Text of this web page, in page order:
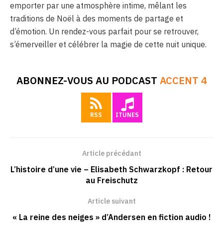
emporter par une atmosphère intime, mêlant les
traditions de Noël à des moments de partage et
d’émotion. Un rendez-vous parfait pour se retrouver,
s’émerveiller et célébrer la magie de cette nuit unique.
ABONNEZ-VOUS AU PODCAST ACCENT 4
RSS ITUNES
Article précédant
L’histoire d’une vie – Elisabeth Schwarzkopf : Retour
au Freischutz
Article suivant
« La reine des neiges » d’Andersen en fiction audio !